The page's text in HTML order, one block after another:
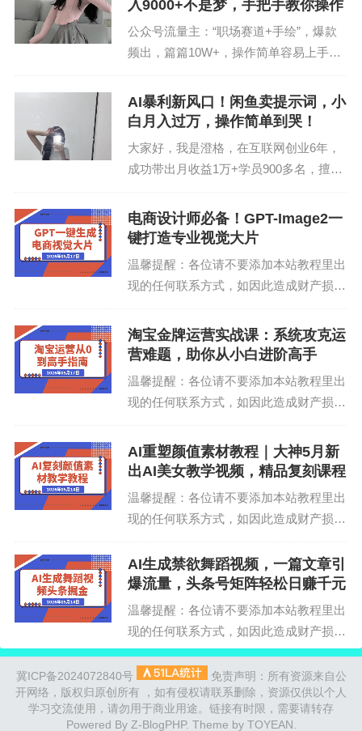
入9000+不是梦，手把手教你操作
公众号流量主：“职场赛道+手绘”，爆款
频出，篇篇10W+，操作简单容易上手原
手机阅读大家好，我是澄格，在互联网创
业6年，成功带出月收益1万+学员...
AI暴利新风口！闲鱼卖提示词，小
白月入过万，操作简单到哭！
大家好，我是澄格，在互联网创业6年，
成功带出月收益1万+学员900多名，擅长
价值的内容，喜欢的朋友，可以把我公众
号设为星标，这样，每天就能收到各种各
电商设计师必备！GPT-Image2一
键打造专业视觉大片
温馨提醒：各位请不要添加本站教程里出
现的任何联系方式，如因此造成财产损
课程简介本课程聚焦AI图像生成在商业设
计中的全场景实战应用。涵盖一键海报生
淘宝金牌运营实战课：系统攻克运
营难题，助你从小白进阶高手
温馨提醒：各位请不要添加本站教程里出
现的任何联系方式，如因此造成财产损
数据化产品逻辑5大流量入口精讲付费推
广综合玩法讲解优质承接页面设计可复制
AI重塑颜值素材教程｜大神5月新
出AI美女教学视频，精品复刻课程
温馨提醒：各位请不要添加本站教程里出
现的任何联系方式，如因此造成财产损
课程介绍想做高颜值AI美女素材、人像写
真、爆款短视频封面，却不会人物复刻、
不会调颜值、不会控五...
AI生成禁欲舞蹈视频，一篇文章引
爆流量，头条号矩阵轻松日赚千元
温馨提醒：各位请不要添加本站教程里出
现的任何联系方式，如因此造成财产损
失，由个人承担，本站不承担任何责任！
项目介绍：今日头条大家想必都知道他是
我国至今最火的一个新闻平台，如今的今
日头条的平台规则也推出...
冀ICP备2024072840号
免责声明：所有资源来自公
开网络，版权归原创所有 ，如有侵权请联系删除，资源仅供以个人
学习交流使用，请勿用于商业用途。链接有时限，需要请转存
Powered By Z-BlogPHP. Theme by TOYEAN.